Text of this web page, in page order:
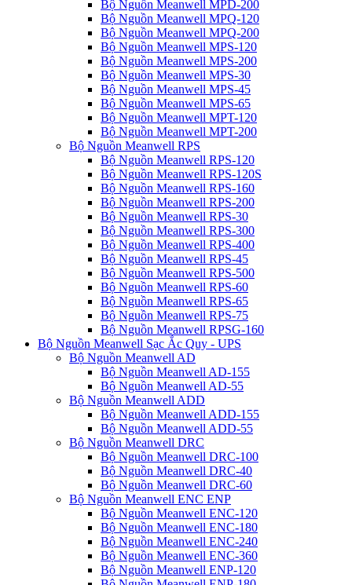
Bộ Nguồn Meanwell MPD-200
Bộ Nguồn Meanwell MPQ-120
Bộ Nguồn Meanwell MPQ-200
Bộ Nguồn Meanwell MPS-120
Bộ Nguồn Meanwell MPS-200
Bộ Nguồn Meanwell MPS-30
Bộ Nguồn Meanwell MPS-45
Bộ Nguồn Meanwell MPS-65
Bộ Nguồn Meanwell MPT-120
Bộ Nguồn Meanwell MPT-200
Bộ Nguồn Meanwell RPS
Bộ Nguồn Meanwell RPS-120
Bộ Nguồn Meanwell RPS-120S
Bộ Nguồn Meanwell RPS-160
Bộ Nguồn Meanwell RPS-200
Bộ Nguồn Meanwell RPS-30
Bộ Nguồn Meanwell RPS-300
Bộ Nguồn Meanwell RPS-400
Bộ Nguồn Meanwell RPS-45
Bộ Nguồn Meanwell RPS-500
Bộ Nguồn Meanwell RPS-60
Bộ Nguồn Meanwell RPS-65
Bộ Nguồn Meanwell RPS-75
Bộ Nguồn Meanwell RPSG-160
Bộ Nguồn Meanwell Sạc Ắc Quy - UPS
Bộ Nguồn Meanwell AD
Bộ Nguồn Meanwell AD-155
Bộ Nguồn Meanwell AD-55
Bộ Nguồn Meanwell ADD
Bộ Nguồn Meanwell ADD-155
Bộ Nguồn Meanwell ADD-55
Bộ Nguồn Meanwell DRC
Bộ Nguồn Meanwell DRC-100
Bộ Nguồn Meanwell DRC-40
Bộ Nguồn Meanwell DRC-60
Bộ Nguồn Meanwell ENC ENP
Bộ Nguồn Meanwell ENC-120
Bộ Nguồn Meanwell ENC-180
Bộ Nguồn Meanwell ENC-240
Bộ Nguồn Meanwell ENC-360
Bộ Nguồn Meanwell ENP-120